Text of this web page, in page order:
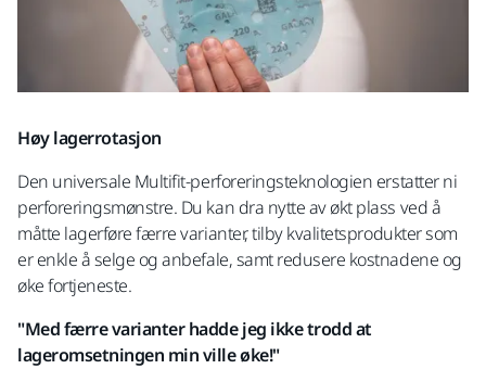
Høy lagerrotasjon
Den universale Multifit-perforeringsteknologien erstatter ni
perforeringsmønstre. Du kan dra nytte av økt plass ved å
måtte lagerføre færre varianter, tilby kvalitetsprodukter som
er enkle å selge og anbefale, samt redusere kostnadene og
øke fortjeneste.
"Med færre varianter hadde jeg ikke trodd at
lageromsetningen min ville øke!"